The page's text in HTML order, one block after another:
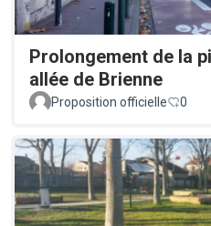
Prolongement de la
allée de Brienne
Proposition officielle 0